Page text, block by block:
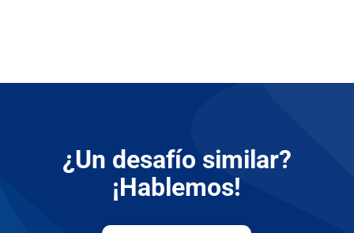
¿Un desafío similar?
¡Hablemos!